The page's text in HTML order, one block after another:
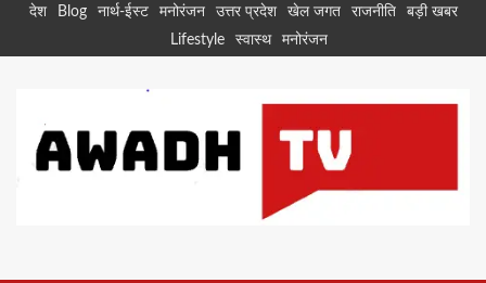
Skipदेश Blog नार्थ-ईस्ट मनोरंजन उत्तर प्रदेश खेल जगत राजनीति
बड़ी खबर
Lifestyle
स्वास्थ मनोरंजन